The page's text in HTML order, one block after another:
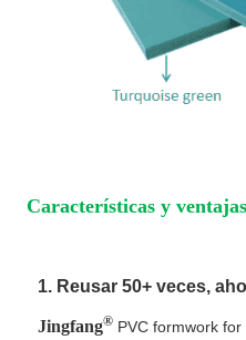
Características y ventajas
1. Reusar 50+ veces,
Jingfang® PVC formwork